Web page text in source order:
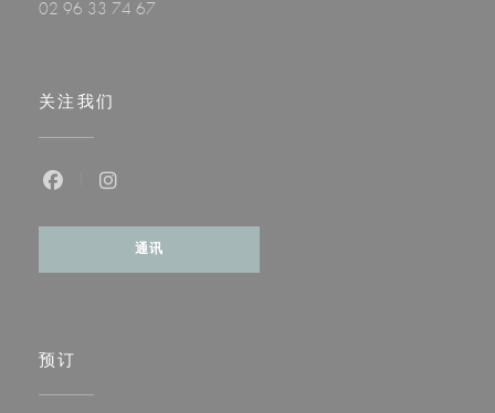
02 96 33 74 67
关注我们
通讯
预订